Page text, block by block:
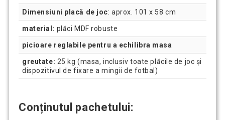
Dimensiuni placă de joc: aprox. 101 x 58 cm
material: plăci MDF robuste
picioare reglabile pentru a echilibra masa
greutate: 25 kg (masa, inclusiv toate plăcile de joc și
dispozitivul de fixare a mingii de fotbal)
Conținutul pachetului: